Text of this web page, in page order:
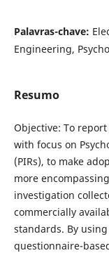
Palavras-chave:
Engineering,
Resumo
Objective: To
with focus on
(PIRs), to make
more
investigation
commercially
standards. By
questionnaire-